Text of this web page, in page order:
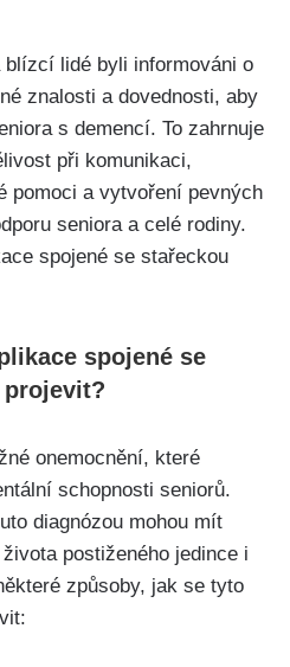
lidé byli informováni o
znalosti a dovednosti, aby
s demencí. To zahrnuje
při komunikaci,
pomoci a vytvoření pevných
seniora a celé rodiny.
spojené se
projevit?
onemocnění, které
schopnosti seniorů.
diagnózou mohou mít
postiženého jedince i
způsoby, jak se tyto